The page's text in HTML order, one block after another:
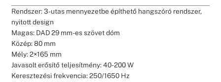
Rendszer: 3-utas mennyezetbe építhető hangszóró rendszer,
nyitott design
Magas: DAD 29 mm-es szövet dóm
Közép: 80 mm
Mély: 2×165 mm
Javasolt erősítő teljesítmény: 40-200 W
Keresztezési frekvencia: 250/1650 Hz